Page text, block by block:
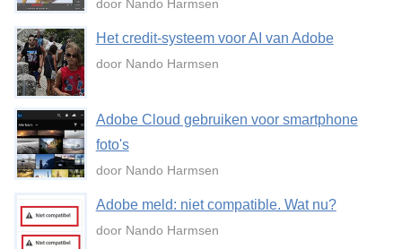
door Nando Harmsen
Het credit-systeem voor AI van Adobe
door Nando Harmsen
Adobe Cloud gebruiken voor smartphone
foto's
door Nando Harmsen
Adobe meld: niet compatible. Wat nu?
door Nando Harmsen